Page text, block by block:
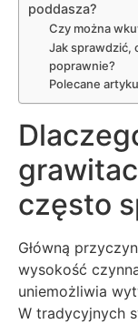
poddasza?
Czy można
Jak sprawdzić,
poprawnie?
Polecane
często
Główną
wysokość
uniemożliwia
W tradycyjnych